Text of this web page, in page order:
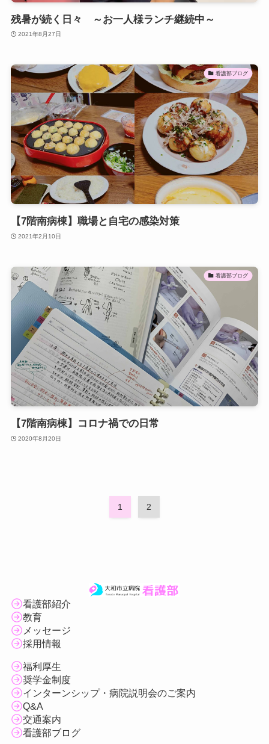
残暑が続く日々 ～お一人様ランチ継続中～
2021年8月27日
看護部ブログ
【7階南病棟】職場と自宅の感染対策
2021年2月10日
看護部ブログ
【7階南病棟】コロナ禍での日常
2020年8月20日
1 2
看護部紹介
教育
メッセージ
採用情報
福利厚生
奨学金制度
インターンシップ・病院説明会のご案内
Q&A
交通案内
看護部ブログ